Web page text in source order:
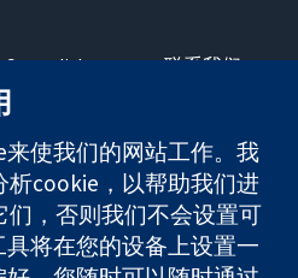
Kingdom
联系我们
关于我们
工作机会
Cochrane
Library
使我们的网站工作。我
cookie，以帮助我们进
，否则我们不会设置可
将在您的设备上设置一